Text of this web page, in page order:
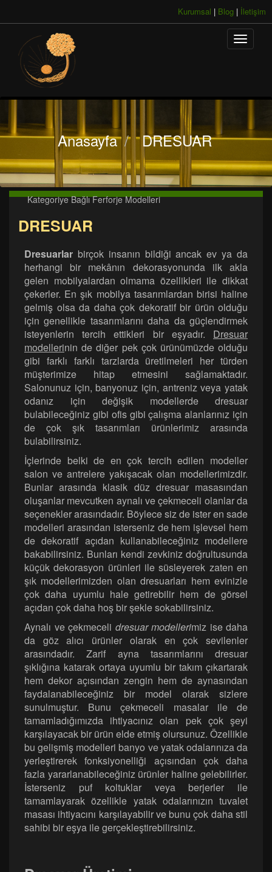
Kurumsal | Blog | İletişim
Anasayfa / DRESUAR
Kategoriye Bağlı Ferforje Modelleri
DRESUAR
Dresuarlar birçok insanın bildiği ancak ev ya da
herhangi bir mekânın dekorasyonunda ilk akla
gelen mobilyalardan olmama özellikleri ile dikkat
çekerler. En şık mobilya tasarımlardan birisi haline
gelmiş olsa da daha çok dekoratif bir ürün olduğu
için genellikle tasarımlarını daha da güçlendirmek
isteyenlerin tercih ettikleri bir eşyadır. Dresuar
modellerinin de diğer pek çok ürünümüzde olduğu
gibi farklı farklı tarzlarda üretilmeleri her türden
müşterimize hitap etmesini sağlamaktadır.
Salonunuz için, banyonuz için, antreniz veya yatak
odanız için değişik modellerde dresuar
bulabileceğiniz gibi ofis gibi çalışma alanlarınız için
de çok şık tasarımları ürünlerimiz arasında
bulabilirsiniz.
İçlerinde belki de en çok tercih edilen modeller
salon ve antrelere yakışacak olan modellerimizdir.
Bunlar arasında klasik düz dresuar masasından
oluşanlar mevcutken aynalı ve çekmeceli olanlar da
seçenekler arasındadır. Böylece siz de ister en sade
modelleri arasından isterseniz de hem işlevsel hem
de dekoratif açıdan kullanabileceğiniz modellere
bakabilirsiniz. Bunları kendi zevkiniz doğrultusunda
küçük dekorasyon ürünleri ile süsleyerek zaten en
şık modellerimizden olan dresuarları hem evinizle
çok daha uyumlu hale getirebilir hem de görsel
açıdan çok daha hoş bir şekle sokabilirsiniz.
Aynalı ve çekmeceli dresuar modellerimiz ise daha
da göz alıcı ürünler olarak en çok sevilenler
arasındadır. Zarif ayna tasarımlarını dresuar
şıklığına katarak ortaya uyumlu bir takım çıkartarak
hem dekor açısından zengin hem de aynasından
faydalanabileceğiniz bir model olarak sizlere
sunulmuştur. Bunu çekmeceli masalar ile de
tamamladığımızda ihtiyacınız olan pek çok şeyi
karşılayacak bir ürün elde etmiş olursunuz. Özellikle
bu gelişmiş modelleri banyo ve yatak odalarınıza da
yerleştirerek fonksiyonelliği açısından çok daha
fazla yararlanabileceğiniz ürünler haline gelebilirler.
İsterseniz puf koltuklar veya berjerler ile
tamamlayarak özellikle yatak odalarınızın tuvalet
masası ihtiyacını karşılayabilir ve bunu çok daha stil
sahibi bir eşya ile gerçekleştirebilirsiniz.